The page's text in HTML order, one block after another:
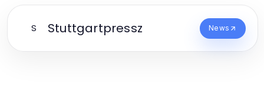
S Stuttgartpressz News